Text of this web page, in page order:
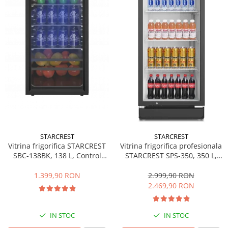
Cuptoare cu microunde
Cuptoare cu microunde
Hote de bucatarie
Incorporabile
Aparate frigorifice incorporabile
Plite incorporabile
Masini spalat vase
Plite standard
Vitrine frigorifice
STARCREST
Vitrina frigorifica STARCREST
SBC-138BK, 138 L, Control
cm, Negru
1.399,90 RON
IN STOC
STARCREST
Vitrina frigorifica profesionala
STARCREST SPS-350, 350 L,
LED, H 194.5 cm, Negru
2.999,90 RON
2.469,90 RON
IN STOC